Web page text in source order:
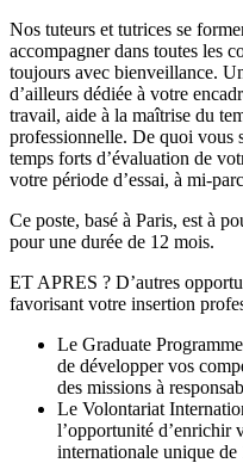
Nos tuteurs et tutrices se
accompagner dans toutes les
toujours avec bienveillance.
d’ailleurs dédiée à votre
travail, aide à la maîtrise du
professionnelle. De quoi vous
temps forts d’évaluation de
votre période d’essai, à mi-
Ce poste, basé à Paris, est à
pour une durée de 12 mois.
ET APRES ? D’autres
favorisant votre insertion
Le Graduate
de développer vos
des missions à
Le Volontariat
l’opportunité d’enrichir
internationale unique de